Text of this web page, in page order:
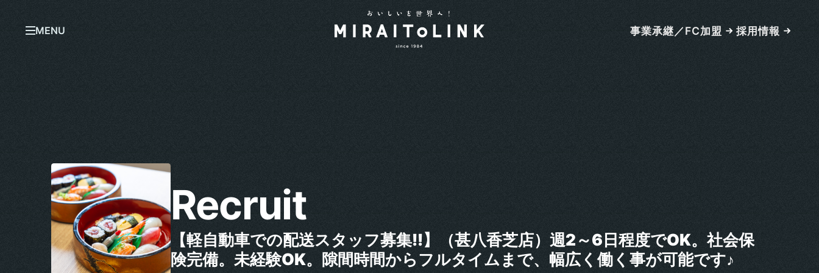
MENU 事業承継／FC加盟 採用情報
【軽自動車での配送スタッフ募集!!】（甚八香芝店）週2～6日程度でOK。社会保
険完備。未経験OK。隙間時間からフルタイムまで、幅広く働く事が可能です♪
Recruit